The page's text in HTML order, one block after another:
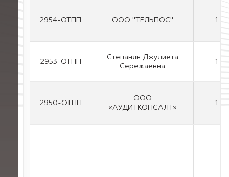
2954-ОТПП ООО "ТЕЛЬПОС" 1
2953-ОТПП
Степанян Джулиета
Сережаевна
1
2950-ОТПП
ООО
«АУДИТКОНСАЛТ»
1